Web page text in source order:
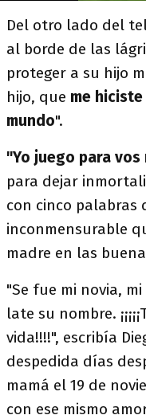
Del otro lado del
al borde de las
proteger a su hijo
hijo, que me
mundo".
"Yo juego para vos
para dejar
con cinco palabras
inconmensurable
madre en las
"Se fue mi novia,
late su nombre.
vida!!!!", escribía
despedida días
mamá el 19 de
con ese mismo